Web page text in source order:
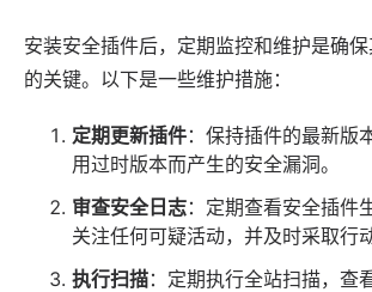
安装安全插件后，定期监控和维护是确
的关键。以下是一些维护措施：
定期更新插件：保持插件的最新版
用过时版本而产生的安全漏洞。
审查安全日志：定期查看安全插件
关注任何可疑活动，并及时采取行动
执行扫描：定期执行全站扫描，查